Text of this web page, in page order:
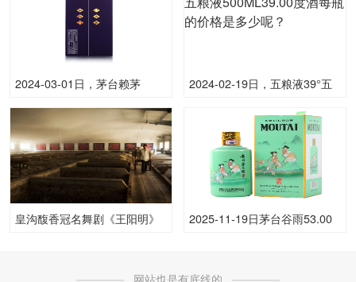
多家称“无现货”
2024-03-01日，茅台赖茅
的价格是多少呢？
2024-02-19日，五粮液39°五
价格是多少呢？
皇沟馥香冠名舞剧《王阳明》
2025-11-19日茅台谷雨53.00